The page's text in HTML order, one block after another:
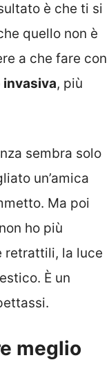
è che ti si
quello non è
a che fare con
invasiva, più
sembra solo
un’amica
Ma poi
ho più
retrattili, la luce
È un
meglio